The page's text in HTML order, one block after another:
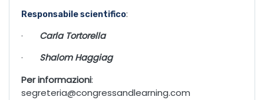
Responsabile scientifico:
· Carla Tortorella
· Shalom Haggiag
Per informazioni:
segreteria@congressandlearning.com